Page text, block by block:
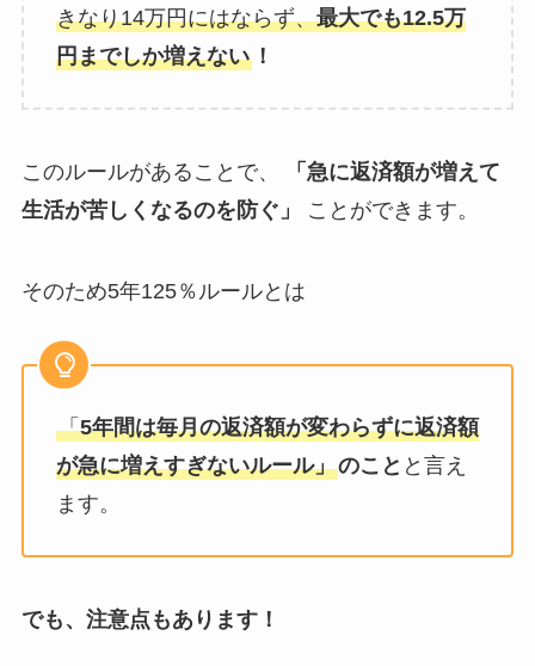
きなり14万円にはならず、最大でも12.5万
円までしか増えない！
このルールがあることで、
「急に返済額が増えて
生活が苦しくなるのを防ぐ」
ことができます。
そのため5年125％ルールとは
「5年間は毎月の返済額が変わらずに返済額
が急に増えすぎないルール」のこと と言え
ます。
でも、注意点もあります！